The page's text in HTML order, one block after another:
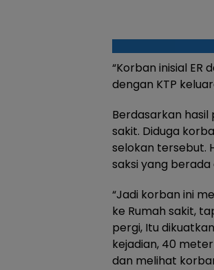
“Korban inisial ER
dengan KTP
Berdasarkan hasil
sakit. Diduga
selokan tersebut.
saksi yang berada
“Jadi korban ini
ke Rumah sakit,
pergi, Itu
kejadian, 40
dan melihat